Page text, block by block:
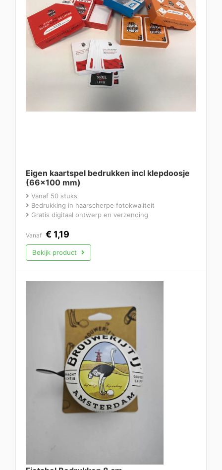
Eigen kaartspel bedrukken incl klepdoosje
(66×100 mm)
Vanaf 50 stuks
Bedrukking in haarscherpe fotokwaliteit
Gratis digitaal ontwerp en verzending
Vanaf € 1,19
Bekijk product